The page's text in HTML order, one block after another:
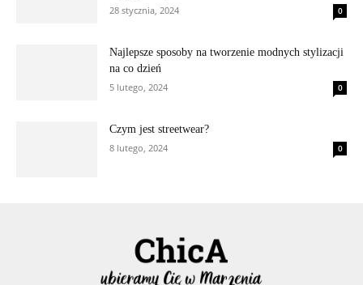
28 stycznia, 2024
0
Najlepsze sposoby na tworzenie modnych stylizacji
na co dzień
5 lutego, 2024
0
Czym jest streetwear?
8 lutego, 2024
0